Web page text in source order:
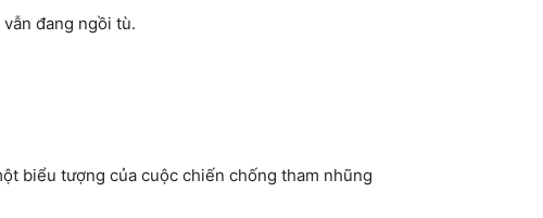
đang ngồi tù.
biểu tượng của cuộc chiến chống tham nhũng